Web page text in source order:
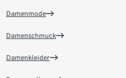
Damenmode
Damenschmuck
Damenkleider